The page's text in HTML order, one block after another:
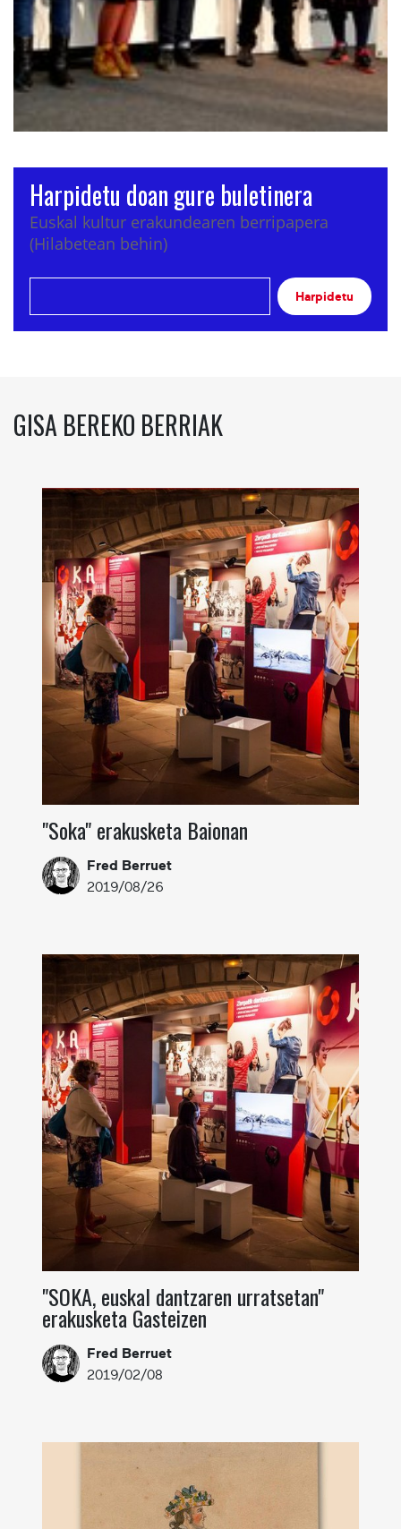
Harpidetu doan gure buletinera
Euskal kultur erakundearen berripapera
(Hilabetean behin)
Harpidetu
GISA BEREKO BERRIAK
"Soka" erakusketa Baionan
Fred Berruet
2019/08/26
"SOKA, euskal dantzaren urratsetan"
erakusketa Gasteizen
Fred Berruet
2019/02/08